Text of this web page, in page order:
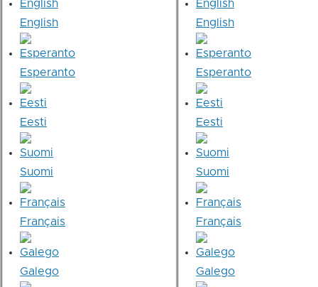
English
Esperanto
Eesti
Suomi
Français
Galego
English
Esperanto
Eesti
Suomi
Français
Galego